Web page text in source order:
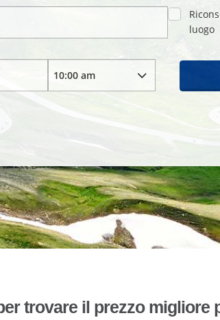
luogo
trovare il prezzo migliore